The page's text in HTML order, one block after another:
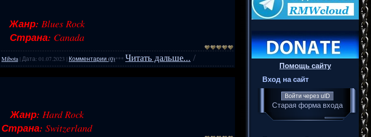
Жанр: Blues Rock
Страна: Canada
Mibota | Дата: 01.07.2023 | Комментарии (0)*** Читать дальше... /
Жанр: Hard Rock
Страна: Switzerland
Помощь сайту
Вход на сайт
Войти через uID
Старая форма входа